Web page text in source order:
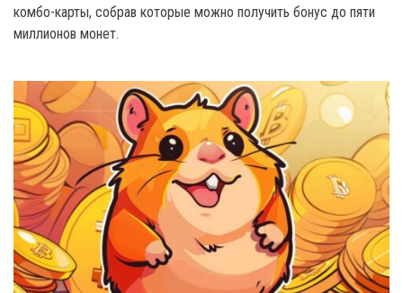
комбо-карты, собрав которые можно получить бонус до пяти
миллионов монет.